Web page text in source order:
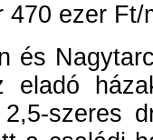
470 ezer Ft/
és
eladó
2,5-szeres
a családi